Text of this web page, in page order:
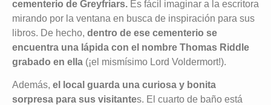
cementerio de Greyfriars. Es fácil imaginar a la escritora
mirando por la ventana en busca de inspiración para sus
libros. De hecho, dentro de ese cementerio se
encuentra una lápida con el nombre Thomas Riddle
grabado en ella (¡el mismísimo Lord Voldermort!).
Además, el local guarda una curiosa y bonita
sorpresa para sus visitantes. El cuarto de baño está